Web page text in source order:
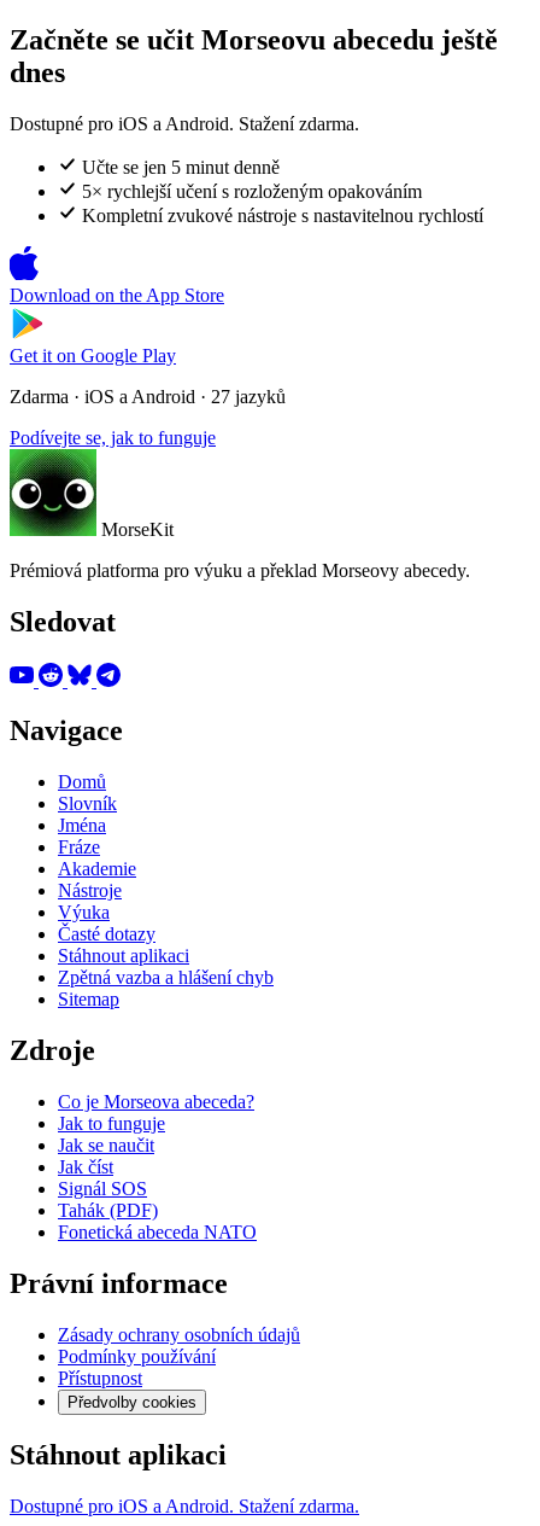
Začněte se učit Morseovu abecedu ještě
dnes
Dostupné pro iOS a Android. Stažení zdarma.
Učte se jen 5 minut denně
5× rychlejší učení s rozloženým opakováním
Kompletní zvukové nástroje s nastavitelnou rychlostí
Download on the App Store
Get it on Google Play
Zdarma · iOS a Android · 27 jazyků
Podívejte se, jak to funguje
MorseKit
Prémiová platforma pro výuku a překlad Morseovy abecedy.
Sledovat
Navigace
Domů
Slovník
Jména
Fráze
Akademie
Nástroje
Výuka
Časté dotazy
Stáhnout aplikaci
Zpětná vazba a hlášení chyb
Sitemap
Zdroje
Co je Morseova abeceda?
Jak to funguje
Jak se naučit
Jak číst
Signál SOS
Tahák (PDF)
Fonetická abeceda NATO
Právní informace
Zásady ochrany osobních údajů
Podmínky používání
Přístupnost
Předvolby cookies
Stáhnout aplikaci
Dostupné pro iOS a Android. Stažení zdarma.